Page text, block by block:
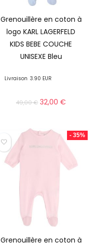
Grenouillère en coton à
logo KARL LAGERFELD
KIDS BEBE COUCHE
UNISEXE Bleu
Livraison 3.90 EUR
49,00€ 32,00€
- 35%
Grenouillère en coton à